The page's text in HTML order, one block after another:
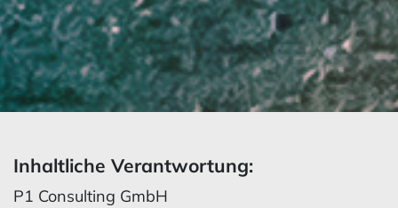
Inhaltliche Verantwortung:
P1 Consulting GmbH